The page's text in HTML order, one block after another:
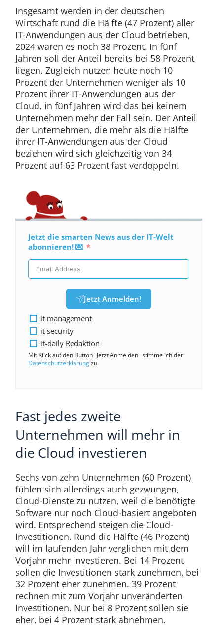
Insgesamt werden in der deutschen
Wirtschaft rund die Hälfte (47 Prozent) aller
IT-Anwendungen aus der Cloud betrieben,
2024 waren es noch 38 Prozent. In fünf
Jahren soll der Anteil bereits bei 58 Prozent
liegen. Zugleich nutzen heute noch 10
Prozent der Unternehmen weniger als 10
Prozent ihrer IT-Anwendungen aus der
Cloud, in fünf Jahren wird das bei keinem
Unternehmen mehr der Fall sein. Der Anteil
der Unternehmen, die mehr als die Hälfte
ihrer IT-Anwendungen aus der Cloud
beziehen wird sich gleichzeitig von 34
Prozent auf 63 Prozent fast verdoppeln.
Jetzt die smarten News aus der IT-Welt
abonnieren! 💌
Jetzt Anmelden!
it management
it security
it-daily Redaktion
Mit Klick auf den Button "Jetzt Anmelden" stimme ich der
Datenschutzerklärungzu.
Fast jedes zweite
Unternehmen will mehr in
die Cloud investieren
Sechs von zehn Unternehmen (60 Prozent)
fühlen sich allerdings auch gezwungen,
Cloud-Dienste zu nutzen, weil die benötigte
Software nur noch Cloud-basiert angeboten
wird. Entsprechend steigen die Cloud-
Investitionen. Rund die Hälfte (46 Prozent)
will im laufenden Jahr verglichen mit dem
Vorjahr mehr investieren. Bei 14 Prozent
sollen die Investitionen stark zunehmen, bei
32 Prozent eher zunehmen. 39 Prozent
rechnen mit zum Vorjahr unveränderten
Investitionen. Nur bei 8 Prozent sollen sie
eher, bei 4 Prozent stark abnehmen.